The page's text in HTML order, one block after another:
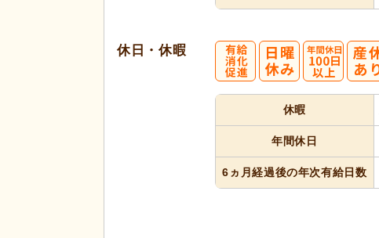
休日・休暇
休暇
年間休日
6ヵ月経過後の年次有給日数